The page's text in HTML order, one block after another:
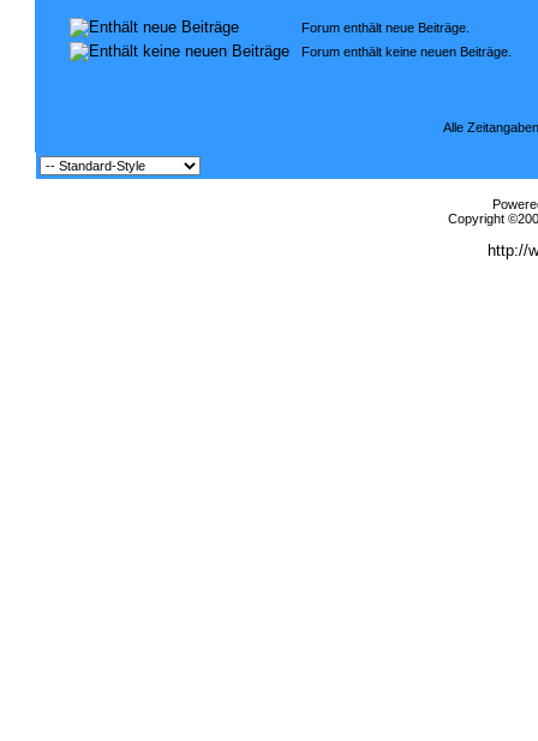
Forum enthält neue Beiträge.
Forum enthält keine neuen Beiträge.
Alle
Copyright
http://